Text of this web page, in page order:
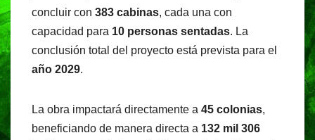
concluir con 383 cabinas, cada una con
capacidad para 10 personas sentadas. La
conclusión total del proyecto está prevista para el
año 2029.
La obra impactará directamente a 45 colonias,
beneficiando de manera directa a 132 mil 306